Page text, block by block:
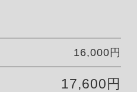
16,000円
17,600円